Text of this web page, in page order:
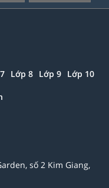
Lớp 8 Lớp 9 Lớp 10
số 2 Kim Giang,